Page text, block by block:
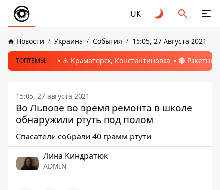
UK
Новости Украина События 15:05, 27 Августа 2021
ТОПТЕМЫ: ⚠️ Краматорск, Константиновка 🔴
15:05, 27 августа 2021
Во Львове во время ремонта в школе
обнаружили ртуть под полом
Спасатели собрали 40 грамм ртути
Лина Киндратюк
ADMIN